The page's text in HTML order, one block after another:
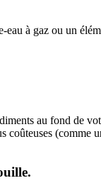
à gaz ou un
au fond de
coûteuses (comme